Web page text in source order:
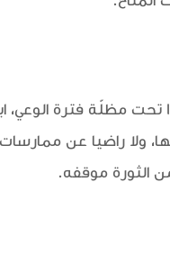
أدرج عدد من الدارسين إنتاج محفوظ
ولا راضيا عن
الثورة موقفه.